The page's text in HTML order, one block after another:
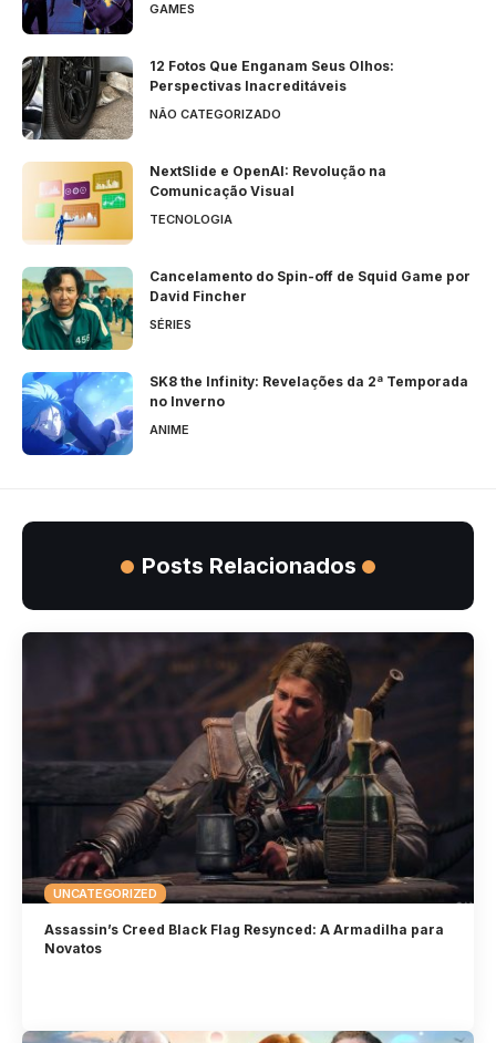
GAMES
12 Fotos Que Enganam Seus Olhos:
Perspectivas Inacreditáveis
NÃO CATEGORIZADO
NextSlide e OpenAI: Revolução na
Comunicação Visual
TECNOLOGIA
Cancelamento do Spin-off de Squid Game por
David Fincher
SÉRIES
SK8 the Infinity: Revelações da 2ª Temporada
no Inverno
ANIME
Posts Relacionados
UNCATEGORIZED
Assassin’s Creed Black Flag Resynced: A Armadilha para
Novatos